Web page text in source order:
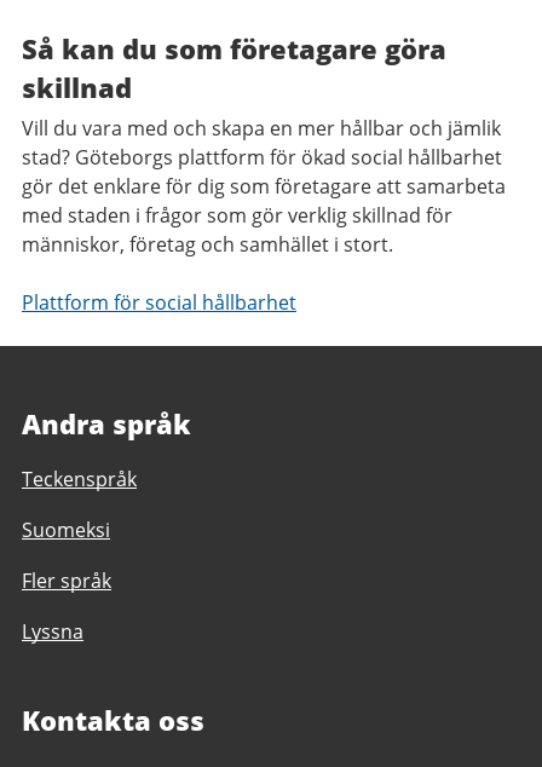
Så kan du som företagare göra
skillnad
Vill du vara med och skapa en mer hållbar och jämlik
stad? Göteborgs plattform för ökad social hållbarhet
gör det enklare för dig som företagare att samarbeta
med staden i frågor som gör verklig skillnad för
människor, företag och samhället i stort.
Plattform för social hållbarhet
Andra språk
Teckenspråk
Suomeksi
Fler språk
Lyssna
Kontakta oss